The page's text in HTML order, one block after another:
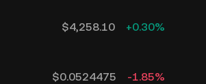
$4,258.10 +0.30%
$0.0524475 -1.85%